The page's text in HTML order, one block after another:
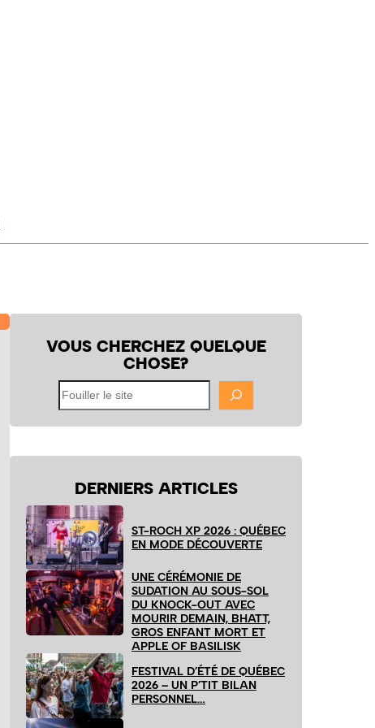
VOUS CHERCHEZ QUELQUE
CHOSE?
Fouiller
le
site
DERNIERS ARTICLES
ST-ROCH XP 2026 : QUÉBEC
EN MODE DÉCOUVERTE
UNE CÉRÉMONIE DE
SUDATION AU SOUS-SOL
DU KNOCK-OUT AVEC
MOURIR DEMAIN, BHATT,
GROS ENFANT MORT ET
APPLE OF BASILISK
FESTIVAL D’ÉTÉ DE QUÉBEC
2026 – UN P’TIT BILAN
PERSONNEL…